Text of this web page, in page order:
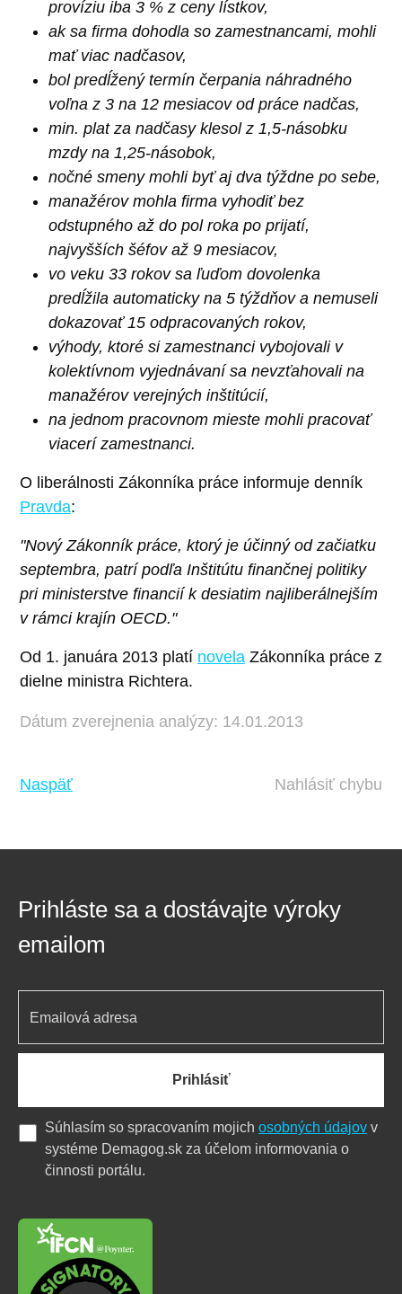
províziu iba 3 % z ceny lístkov,
ak sa firma dohodla so zamestnancami, mohli
mať viac nadčasov,
bol predĺžený termín čerpania náhradného
voľna z 3 na 12 mesiacov od práce nadčas,
min. plat za nadčasy klesol z 1,5-násobku
mzdy na 1,25-násobok,
nočné smeny mohli byť aj dva týždne po sebe,
manažérov mohla firma vyhodiť bez
odstupného až do pol roka po prijatí,
najvyšších šéfov až 9 mesiacov,
vo veku 33 rokov sa ľuďom dovolenka
predĺžila automaticky na 5 týždňov a nemuseli
dokazovať 15 odpracovaných rokov,
výhody, ktoré si zamestnanci vybojovali v
kolektívnom vyjednávaní sa nevzťahovali na
manažérov verejných inštitúcií,
na jednom pracovnom mieste mohli pracovať
viacerí zamestnanci.
O liberálnosti Zákonníka práce informuje denník
Pravda:
"Nový Zákonník práce, ktorý je účinný od začiatku
septembra, patrí podľa Inštitútu finančnej politiky
pri ministerstve financií k desiatim najliberálnejším
v rámci krajín OECD."
Od 1. januára 2013 platí novela Zákonníka práce z
dielne ministra Richtera.
Dátum zverejnenia analýzy: 14.01.2013
Naspäť Nahlásiť chybu
Prihláste sa a dostávajte výroky
emailom
Prihlásiť
Súhlasím so spracovaním mojich osobných údajov v
systéme Demagog.sk za účelom informovania o
činnosti portálu.